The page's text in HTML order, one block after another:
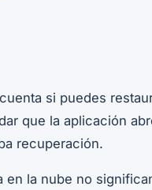
si puedes
que la aplicación
recuperación.
en la nube no